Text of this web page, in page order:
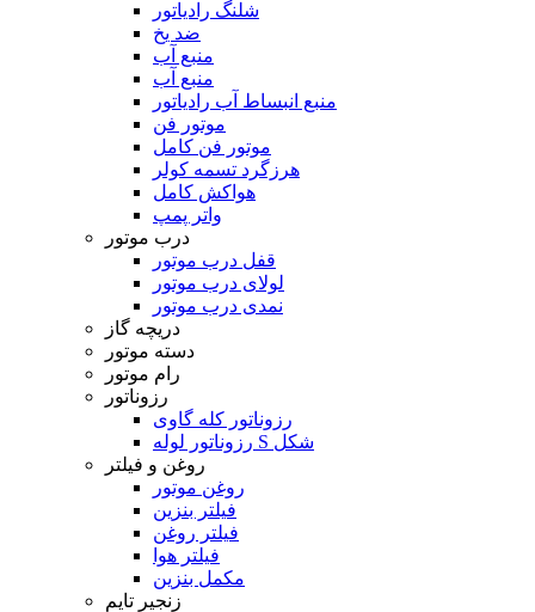
شلنگ رادیاتور
ضد یخ
منبع آب
منبع آب
منبع انبساط آب رادیاتور
موتور فن
موتور فن کامل
هرزگرد تسمه کولر
هواکش کامل
واتر پمپ
درب موتور
قفل درب موتور
لولای درب موتور
نمدی درب موتور
دریچه گاز
دسته موتور
رام موتور
رزوناتور
رزوناتور کله گاوی
رزوناتور لوله S شکل
روغن و فیلتر
روغن موتور
فیلتر بنزین
فیلتر روغن
فیلتر هوا
مکمل بنزین
زنجیر تایم